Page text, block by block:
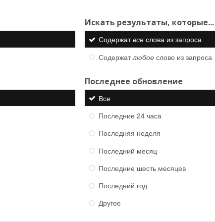
Искать результаты, которые...
Содержатвсеслова из запроса
Содержатлюбоеслово из запроса
Последнее обновление
Все
Последние 24 часа
Последняя неделя
Последний месяц
Последние шесть месяцев
Последний год
Другое